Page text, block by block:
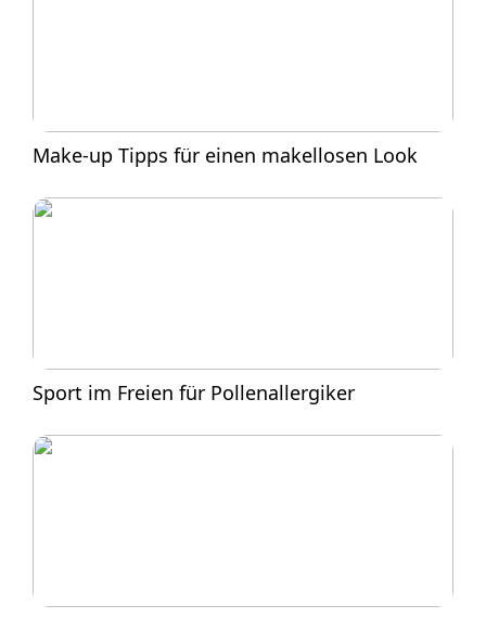
Make-up Tipps für einen makellosen Look
Sport im Freien für Pollenallergiker